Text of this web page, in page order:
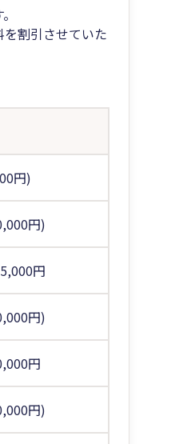
割引させていた
円)
円)
円
円)
円
円)